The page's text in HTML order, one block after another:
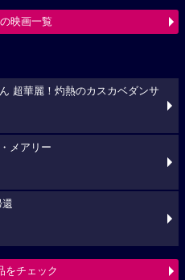
映画一覧
超華麗！灼熱のカスカベダンサ
メアリー
還
をチェック